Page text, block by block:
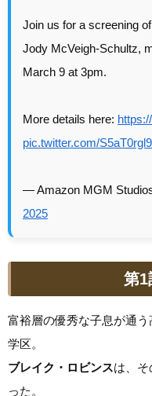
Join us for a screening
Jody McVeigh-Schultz,
March 9 at 3pm.
More details here:
pic.twitter.com/
— Amazon MGM
2025
第1
富裕層の優秀な子息が通
学区。
ブレイク・ロビンスは、
った。